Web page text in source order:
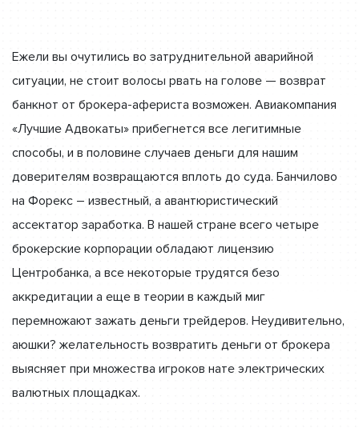
Ежели вы очутились во затруднительной аварийной
ситуации, не стоит волосы рвать на голове — возврат
банкнот от брокера-афериста возможен. Авиакомпания
«Лучшие Адвокаты» прибегнется все легитимные
способы, и в половине случаев деньги для нашим
доверителям возвращаются вплоть до суда. Банчилово
на Форекс – известный, а авантюристический
ассектатор заработка. В нашей стране всего четыре
брокерские корпорации обладают лицензию
Центробанка, а все некоторые трудятся безо
аккредитации а еще в теории в каждый миг
перемножают зажать деньги трейдеров. Неудивительно,
аюшки? желательность возвратить деньги от брокера
выясняет при множества игроков нате электрических
валютных площадках.